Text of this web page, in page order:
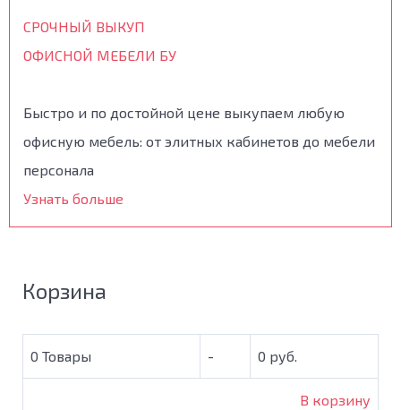
СРОЧНЫЙ ВЫКУП
ОФИСНОЙ МЕБЕЛИ БУ
Быстро и по достойной цене выкупаем любую
офисную мебель: от элитных кабинетов до мебели
персонала
Узнать больше
Корзина
0 Товары - 0 руб.
В корзину